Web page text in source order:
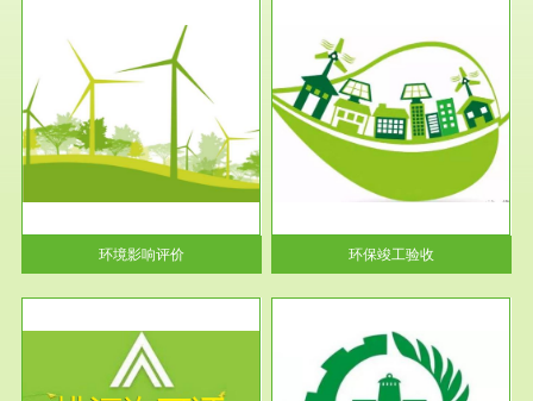
环境影响评价
服务范围
环保竣工验收
根据《建设项目环境保护管理条
例》第十七条 编制环境影响报
告书、...
环保竣工验收
服务范围